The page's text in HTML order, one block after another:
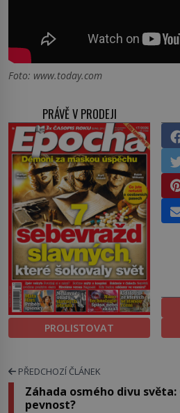
Foto: www.today.com
PRÁVĚ V PRODEJI
PROLISTOVAT
PŘEDCHOZÍ ČLÁNEK
Záhada osmého divu
pevnost?